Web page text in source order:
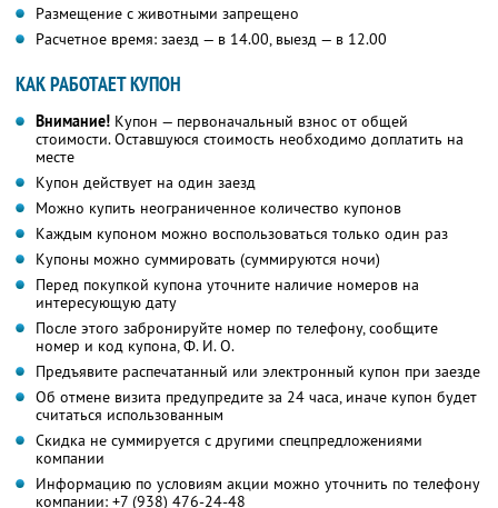
Размещение с животными запрещено
Расчетное время: заезд — в 14.00, выезд — в 12.00
КАК РАБОТАЕТ КУПОН
Внимание! Купон — первоначальный взнос от общей
стоимости. Оставшуюся стоимость необходимо доплатить на
месте
Купон действует на один заезд
Можно купить неограниченное количество купонов
Каждым купоном можно воспользоваться только один раз
Купоны можно суммировать (суммируются ночи)
Перед покупкой купона уточните наличие номеров на
интересующую дату
После этого забронируйте номер по телефону, сообщите
номер и код купона,Ф. И. О.
Предъявите распечатанный или электронный купон при заезде
Об отмене визита предупредите за 24 часа, иначе купон будет
считаться использованным
Скидка не суммируется с другими спецпредложениями
компании
Информацию по условиям акции можно уточнить по телефону
компании: +7 (938) 476-24-48